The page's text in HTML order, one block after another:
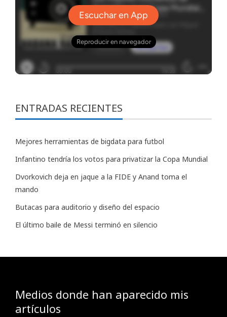
ENTRADAS RECIENTES
Mejores herramientas de bigdata para futbol
Infantino tendría los votos para privatizar la Copa Mundial
Dvorkovich deja en jaque a la FIDE y Anand toma el
mando
Butacas para auditorio y diseño del espacio
El último baile de Messi terminó en silencio
Medios donde han aparecido mis
artículos